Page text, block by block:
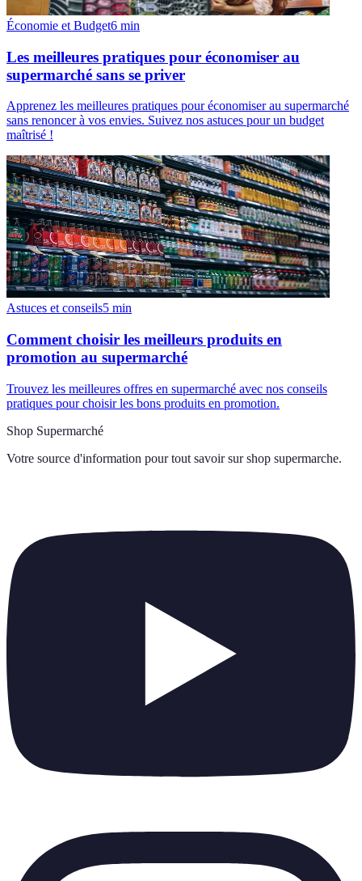
Économie et Budget6 min
Les meilleures pratiques pour économiser au
supermarché sans se priver
Apprenez les meilleures pratiques pour économiser au supermarché
sans renoncer à vos envies. Suivez nos astuces pour un budget
maîtrisé !
Astuces et conseils5 min
Comment choisir les meilleurs produits en
promotion au supermarché
Trouvez les meilleures offres en supermarché avec nos conseils
pratiques pour choisir les bons produits en promotion.
Shop Supermarché
Votre source d'information pour tout savoir sur shop supermarche.